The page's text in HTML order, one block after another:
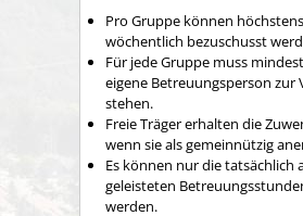
Pro Gruppe können
wöchentlich bezuschusst
Für jede Gruppe muss
eigene Betreuungsperson zur
stehen.
Freie Träger erhalten die
wenn sie als gemeinnützig
Es können nur die tatsächlich
geleisteten
werden.